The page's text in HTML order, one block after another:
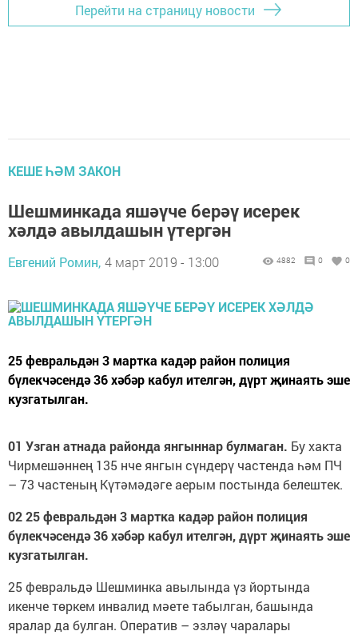
Перейти на страницу новости
КЕШЕ ҺӘМ ЗАКОН
Шешминкада яшәүче берәү исерек
хәлдә авылдашын үтергән
Евгений Ромин, 4 март 2019 - 13:00 4882 0 0
25 февральдән 3 мартка кадәр район полиция
бүлекчәсендә 36 хәбәр кабул ителгән, дүрт җинаять эше
кузгатылган.
01 Узган атнада районда янгыннар булмаган. Бу хакта
Чирмешәннең 135 нче янгын сүндерү частенда һәм ПЧ
– 73 частеның Күтәмәдәге аерым постында белештек.
02 25 февральдән 3 мартка кадәр район полиция
бүлекчәсендә 36 хәбәр кабул ителгән, дүрт җинаять эше
кузгатылган.
25 февральдә Шешминка авылында үз йортында
икенче төркем инвалид мәете табылган, башында
яралар да булган. Оператив – эзләү чаралары